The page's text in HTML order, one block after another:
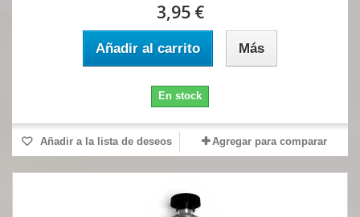
3,95 €
Añadir al carrito Más
En stock
Añadir a la lista de deseos Agregar para comparar